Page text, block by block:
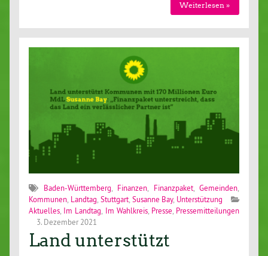
Weiterlesen »
Baden-Württemberg Finanzen Finanzpaket, Gemeinden
Kommunen Landtag Stuttgart, Susanne Bay, Unterstützung
Aktuelles Im Landtag Im Wahlkreis, Presse Pressemitteilungen
3. Dezember 2021
Land unterstützt